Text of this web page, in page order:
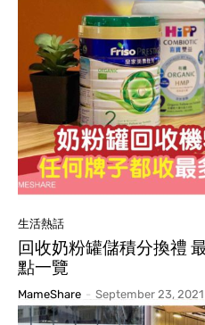
生活熱話
回收奶粉罐儲積分換禮
點一覽
MameShare - September 23, 2021